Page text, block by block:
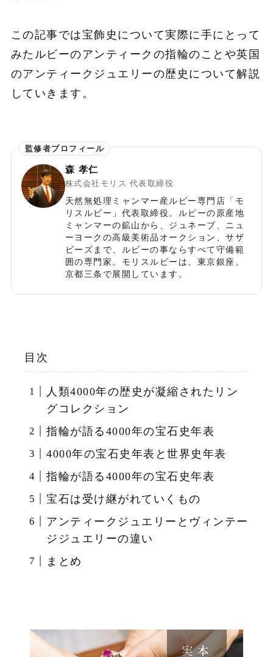
この記事では宝飾史について実際に手にとって
みたルビーのアンティークの指輪のことや英国
のアンティークジュエリーの歴史について解説
していきます。
森 孝仁
株式会社モリス 代表取締役
天然無処理ミャンマー産ルビー専門店「モ
リスルビー」代表取締役。ルビーの原産地
ミャンマーの鉱山から、ジュネーブ、ニュ
ーヨークの高級美術品オークション、サザ
ビーズまで、ルビーの事ならすべて守備範
囲の専門家。モリスルビーは、東京銀座、
京都三条で展開しています。
目次
人類4000年の歴史が凝縮されたリン
グコレクション
指輪が語る4000年の宝石史年表
4000年の宝石史年表と世界史年表
指輪が語る4000年の宝石史年表
宝石は受け継がれていくもの
アンティークジュエリーとヴィンテー
ジジュエリーの違い
まとめ